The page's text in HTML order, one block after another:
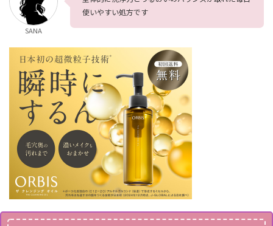
SANA
使いやすい処方です